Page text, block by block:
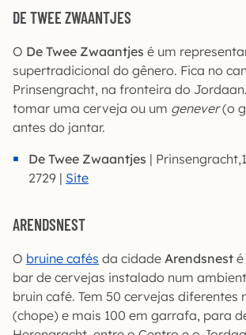
DE TWEE ZWAANTJES
O De Twee Zwaantjes é um
supertradicional do gênero. Fica no
Prinsengracht, na fronteira do
tomar uma cerveja ou um genever(o
antes do jantar.
De Twee Zwaantjes |
2729 | Site
ARENDSNEST
O bruine cafés da cidade Arendsnest
bar de cervejas instalado num
bruin café. Tem 50 cervejas diferentes
(chope) e mais 100 em garrafa, para